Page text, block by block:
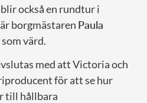
också en rundtur i
borgmästaren Paula
värd.
med att Victoria och
för att se hur
till hållbara